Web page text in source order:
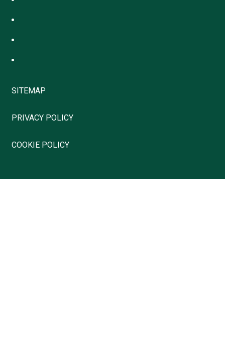
SITEMAP
PRIVACY POLICY
COOKIE POLICY